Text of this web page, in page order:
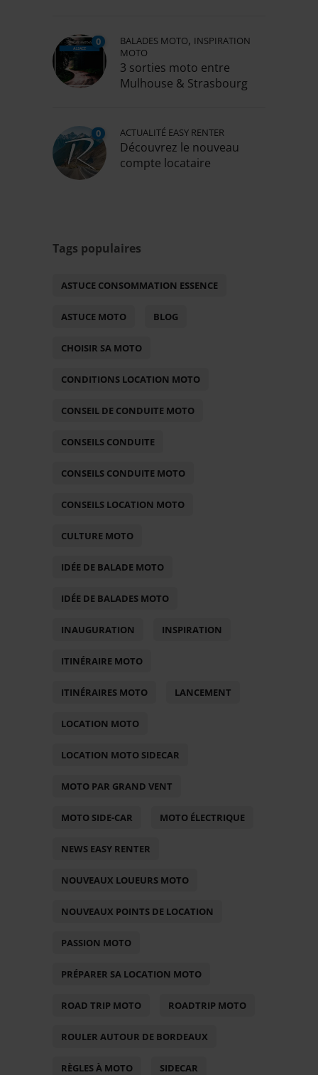
0 BALADES MOTO, INSPIRATION
MOTO
3 sorties moto entre
Mulhouse & Strasbourg
0 ACTUALITÉ EASY RENTER
Découvrez le nouveau
compte locataire
Tags populaires
ASTUCE CONSOMMATION ESSENCE
ASTUCE MOTO BLOG
CHOISIR SA MOTO
CONDITIONS LOCATION MOTO
CONSEIL DE CONDUITE MOTO
CONSEILS CONDUITE
CONSEILS CONDUITE MOTO
CONSEILS LOCATION MOTO
CULTURE MOTO
IDÉE DE BALADE MOTO
IDÉE DE BALADES MOTO
INAUGURATION INSPIRATION
ITINÉRAIRE MOTO
ITINÉRAIRES MOTO LANCEMENT
LOCATION MOTO
LOCATION MOTO SIDECAR
MOTO PAR GRAND VENT
MOTO SIDE-CAR MOTO ÉLECTRIQUE
NEWS EASY RENTER
NOUVEAUX LOUEURS MOTO
NOUVEAUX POINTS DE LOCATION
PASSION MOTO
PRÉPARER SA LOCATION MOTO
ROAD TRIP MOTO ROADTRIP MOTO
ROULER AUTOUR DE BORDEAUX
RÈGLES À MOTO SIDECAR